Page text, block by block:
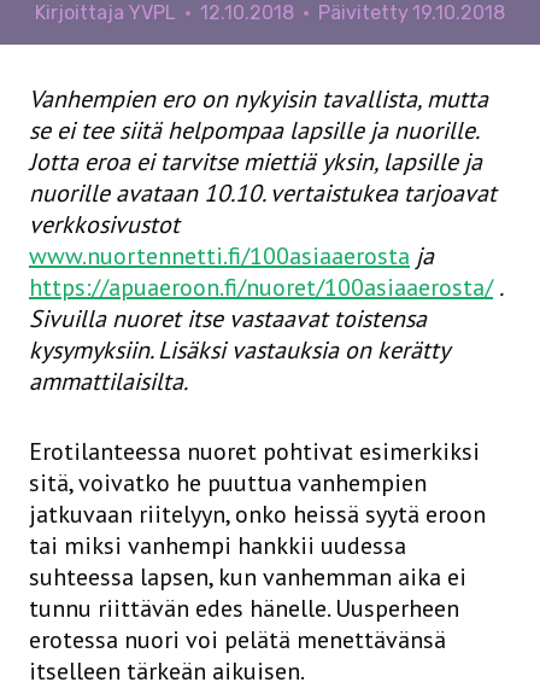
Kirjoittaja YVPL 12.10.2018 Päivitetty19.10.2018
Vanhempien ero on nykyisin tavallista, mutta
se ei tee siitä helpompaa lapsille ja nuorille.
Jotta eroa ei tarvitse miettiä yksin, lapsille ja
nuorille avataan 10.10. vertaistukea tarjoavat
verkkosivustot
www.nuortennetti.fi/100asiaaerosta ja
https://apuaeroon.fi/nuoret/100asiaaerosta/ .
Sivuilla nuoret itse vastaavat toistensa
kysymyksiin. Lisäksi vastauksia on kerätty
ammattilaisilta.
Erotilanteessa nuoret pohtivat esimerkiksi
sitä, voivatko he puuttua vanhempien
jatkuvaan riitelyyn, onko heissä syytä eroon
tai miksi vanhempi hankkii uudessa
suhteessa lapsen, kun vanhemman aika ei
tunnu riittävän edes hänelle. Uusperheen
erotessa nuori voi pelätä menettävänsä
itselleen tärkeän aikuisen.